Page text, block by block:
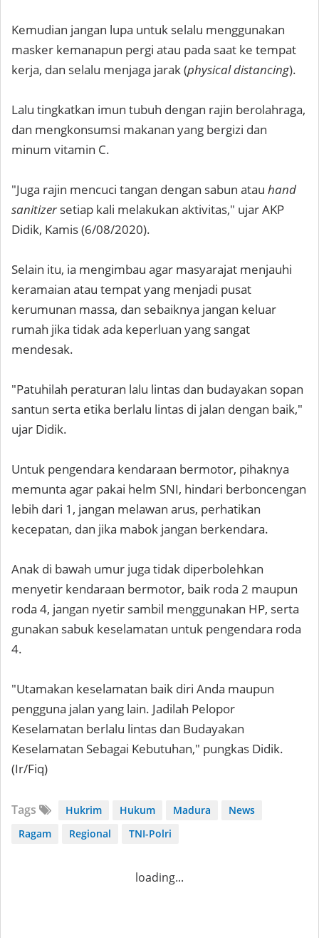
Kemudian jangan lupa untuk selalu menggunakan
masker kemanapun pergi atau pada saat ke tempat
kerja, dan selalu menjaga jarak (physical distancing).
Lalu tingkatkan imun tubuh dengan rajin berolahraga,
dan mengkonsumsi makanan yang bergizi dan
minum vitamin C.
"Juga rajin mencuci tangan dengan sabun atau hand
sanitizersetiap kali melakukan aktivitas," ujar AKP
Didik, Kamis (6/08/2020).
Selain itu, ia mengimbau agar masyarajat menjauhi
keramaian atau tempat yang menjadi pusat
kerumunan massa, dan sebaiknya jangan keluar
rumah jika tidak ada keperluan yang sangat
mendesak.
"Patuhilah peraturan lalu lintas dan budayakan sopan
santun serta etika berlalu lintas di jalan dengan baik,"
ujar Didik.
Untuk pengendara kendaraan bermotor, pihaknya
memunta agar pakai helm SNI, hindari berboncengan
lebih dari 1, jangan melawan arus, perhatikan
kecepatan, dan jika mabok jangan berkendara.
Anak di bawah umur juga tidak diperbolehkan
menyetir kendaraan bermotor, baik roda 2 maupun
roda 4, jangan nyetir sambil menggunakan HP, serta
gunakan sabuk keselamatan untuk pengendara roda
4.
"Utamakan keselamatan baik diri Anda maupun
pengguna jalan yang lain. Jadilah Pelopor
Keselamatan berlalu lintas dan Budayakan
Keselamatan Sebagai Kebutuhan," pungkas Didik.
(Ir/Fiq)
Tags Hukrim Hukum Madura
News
Ragam
Regional TNI-Polri
loading...